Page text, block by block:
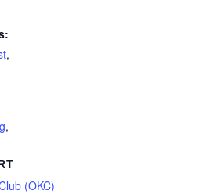
,
,
(OKC)